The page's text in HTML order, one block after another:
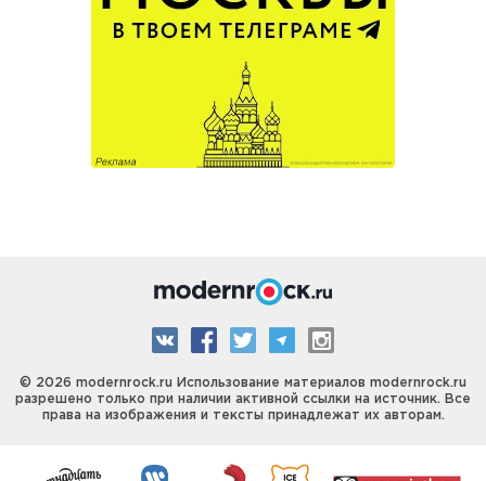
© 2026 modernrock.ru Использование материалов modernrock.ru
разрешено только при наличии активной ссылки на источник. Все
права на изображения и тексты принадлежат их авторам.